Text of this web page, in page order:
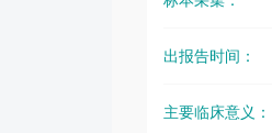
出报告时间：
主要临床意义：